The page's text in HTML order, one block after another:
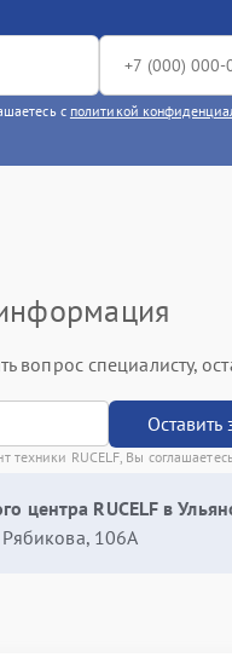
с политикой
вопрос специалисту,
Оставить
техники RUCELF, Вы
центра RUCELF в
Рябикова, 106А